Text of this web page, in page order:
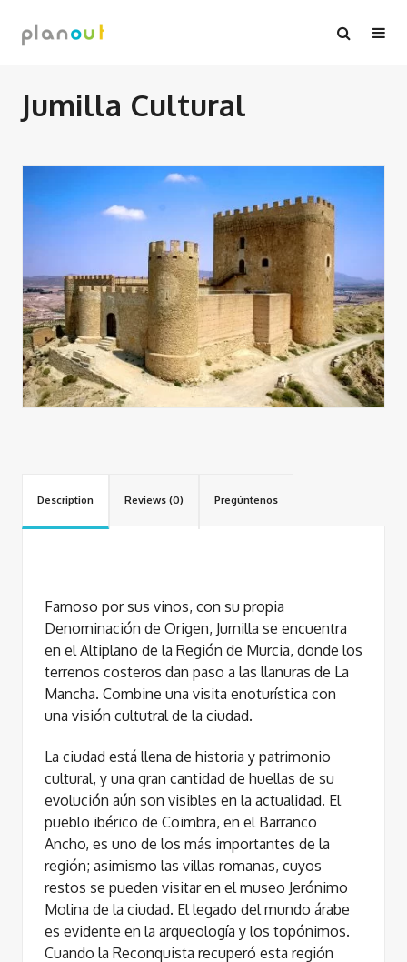
Jumilla Cultural
Description Reviews (0) Pregúntenos
Famoso por sus vinos, con su propia
Denominación de Origen, Jumilla se encuentra
en el Altiplano de la Región de Murcia, donde los
terrenos costeros dan paso a las llanuras de La
Mancha. Combine una visita enoturística con
una visión cultutral de la ciudad.
La ciudad está llena de historia y patrimonio
cultural, y una gran cantidad de huellas de su
evolución aún son visibles en la actualidad. El
pueblo ibérico de Coimbra, en el Barranco
Ancho, es uno de los más importantes de la
región; asimismo las villas romanas, cuyos
restos se pueden visitar en el museo Jerónimo
Molina de la ciudad. El legado del mundo árabe
es evidente en la arqueología y los topónimos.
Cuando la Reconquista recuperó esta región